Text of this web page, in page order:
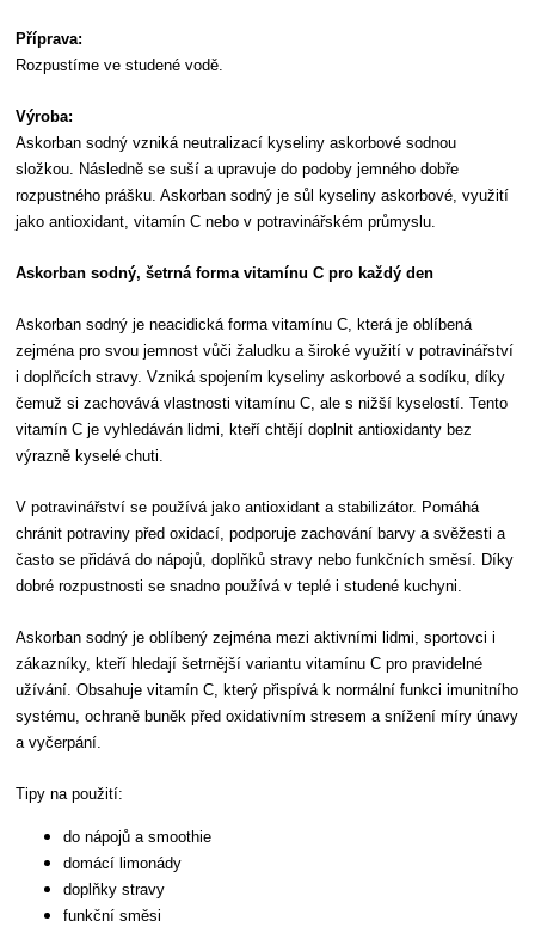
Příprava:
Rozpustíme ve studené vodě.
Výroba:
Askorban sodný vzniká neutralizací kyseliny askorbové sodnou
složkou. Následně se suší a upravuje do podoby jemného dobře
rozpustného prášku.Askorban sodný je sůl kyseliny askorbové, využití
jako antioxidant, vitamín C nebo v potravinářském průmyslu.
Askorban sodný, šetrná forma vitamínu C pro každý den
Askorban sodný je neacidická forma vitamínu C, která je oblíbená
zejména pro svou jemnost vůči žaludku a široké využití v potravinářství
i doplňcích stravy. Vzniká spojením kyseliny askorbové a sodíku, díky
čemuž si zachovává vlastnosti vitamínu C, ale s nižší kyselostí. Tento
vitamín C je vyhledáván lidmi, kteří chtějí doplnit antioxidanty bez
výrazně kyselé chuti.
V potravinářství se používá jako antioxidant a stabilizátor. Pomáhá
chránit potraviny před oxidací, podporuje zachování barvy a svěžesti a
často se přidává do nápojů, doplňků stravy nebo funkčních směsí. Díky
dobré rozpustnosti se snadno používá v teplé i studené kuchyni.
Askorban sodný je oblíbený zejména mezi aktivními lidmi, sportovci i
zákazníky, kteří hledají šetrnější variantu vitamínu C pro pravidelné
užívání. Obsahuje vitamín C, který přispívá k normální funkci imunitního
systému, ochraně buněk před oxidativním stresem a snížení míry únavy
a vyčerpání.
Tipy na použití:
do nápojů a smoothie
domácí limonády
doplňky stravy
funkční směsi